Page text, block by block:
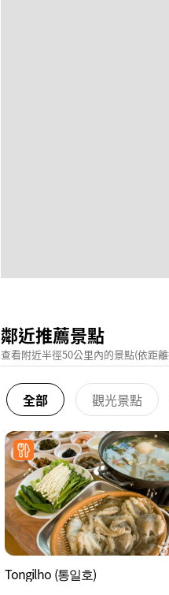
鄰近推薦景點
查看附近半徑50公里內的景點(依距
全部 觀光景點
Tongilho (통일호)